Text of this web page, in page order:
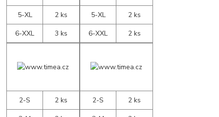
5-XL
2 ks
6-XXL
3 ks
5-XL
2 ks
6-XXL
2 ks
2-S
2 ks
2-S
2 ks